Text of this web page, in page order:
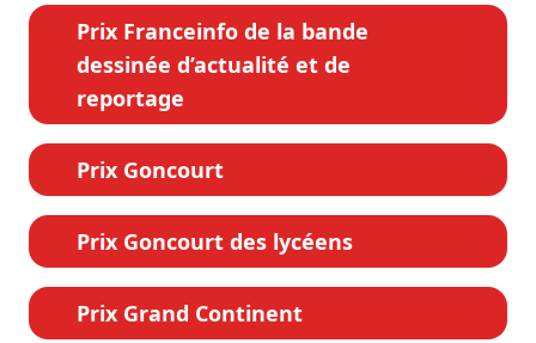
Prix Franceinfo de la bande
dessinée d’actualité et de
reportage
Prix Goncourt
Prix Goncourt des lycéens
Prix Grand Continent